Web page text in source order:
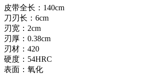
皮带全长：140cm
刀刃长：6cm
刃宽：2cm
刃厚：0.38cm
刃材：420
硬度：54HRC
表面：氧化